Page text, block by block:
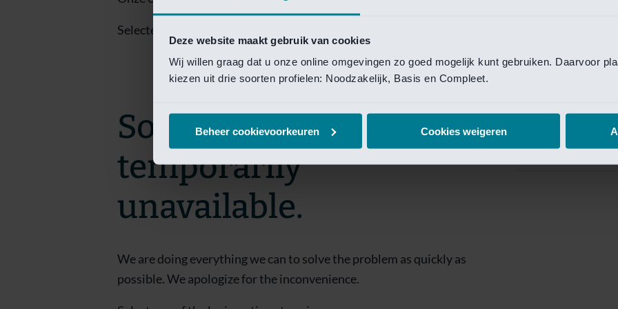
Deze website maakt gebruik van cookies
Wij willen graag dat u onze online omgevingen zo goed mogelijk kunt gebruiken. Daarvoor
kiezen uit drie soorten profielen: Noodzakelijk, Basis en Compleet.
Beheer cookievoorkeuren Cookies weigeren
Van Lanschot
Selecteer een van de login opties om toegang te krijgen.
Sorry! This page is
temporarily
unavailable.
We are doing everything we can to solve the problem as quickly as
possible. We apologize for the inconvenience.